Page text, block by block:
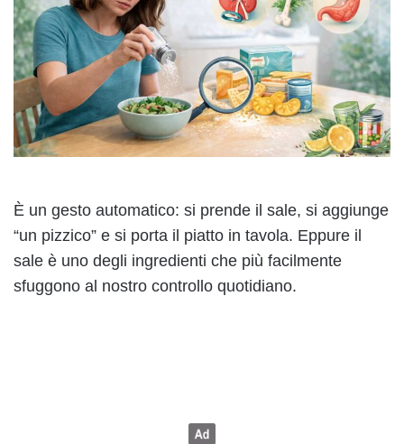
È un gesto automatico: si prende il sale, si aggiunge
“un pizzico” e si porta il piatto in tavola. Eppure il
sale è uno degli ingredienti che più facilmente
sfuggono al nostro controllo quotidiano.